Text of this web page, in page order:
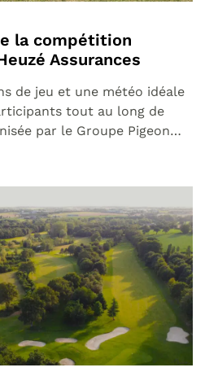
la compétition
Assurances
de jeu et une météo idéale
tout au long de
par le Groupe Pigeon…